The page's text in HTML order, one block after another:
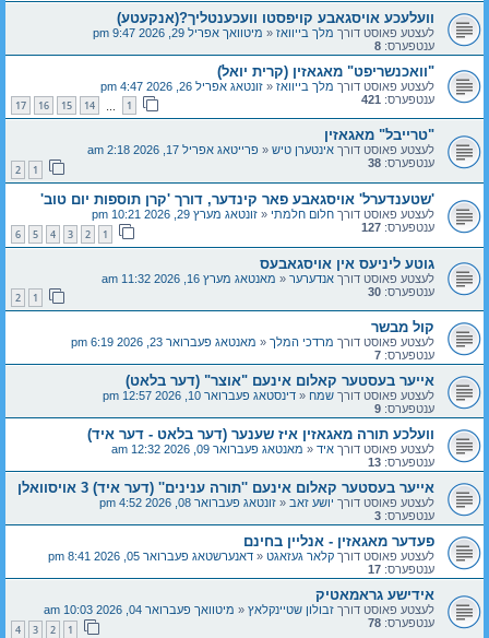
וועלעכע אויסגאבע קויפסטו וועכענטליך?(אנקעטע)
לעצטע פאוסט דורך מלך בייוואז « מיטוואך אפריל 29, 2026 9:47 pm
ענטפערס: 8
"וואכנשריפט" מאגאזין (קרית יואל)
לעצטע פאוסט דורך מלך בייוואז « זונטאג אפריל 26, 2026 4:47 pm
ענטפערס: 421
1
14
15
16
17
"טרייבל" מאגאזין
לעצטע פאוסט דורך אינטערן טיש « פרייטאג אפריל 17, 2026 2:18 am
ענטפערס: 38
1
2
'שטענדערל' אויסגאבע פאר קינדער, דורך 'קרן תוספות יום טוב'
לעצטע פאוסט דורך חלום חלמתי « זונטאג מערץ 29, 2026 10:21 pm
ענטפערס: 127
1
2
3
4
5
6
גוטע ליניעס אין אויסגאבעס
לעצטע פאוסט דורך אנדערער « מאנטאג מערץ 16, 2026 11:32 am
ענטפערס: 30
1
2
קול מבשר
לעצטע פאוסט דורך מרדכי המלך « מאנטאג פעברואר 23, 2026 6:19 pm
ענטפערס: 7
אייער בעסטער קאלום אינעם "אוצר" (דער בלאט)
לעצטע פאוסט דורך שמח « דינסטאג פעברואר 10, 2026 12:57 pm
ענטפערס: 9
וועלכע תורה מאגאזין איז שענער (דער בלאט - דער איד)
לעצטע פאוסט דורך איד « מאנטאג פעברואר 09, 2026 12:32 am
ענטפערס: 13
אייער בעסטער קאלום אינעם ''תורה ענינים'' (דער איד) 3 אויסוואלן
לעצטע פאוסט דורך יושע זאב « זונטאג פעברואר 08, 2026 4:52 pm
ענטפערס: 3
פעדער מאגאזין - אנליין בחינם
לעצטע פאוסט דורך קלאר געזאגט « דאנערשטאג פעברואר 05, 2026 8:41 pm
ענטפערס: 17
אידישע גראמאטיק
לעצטע פאוסט דורך זבולון שטיינקלאץ « מיטוואך פעברואר 04, 2026 10:03 am
ענטפערס: 78
1
2
3
4